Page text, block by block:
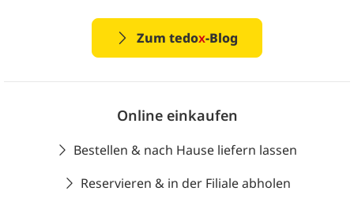
Zum tedox-Blog
Online einkaufen
Bestellen & nach Hause liefern lassen
Reservieren & in der Filiale abholen